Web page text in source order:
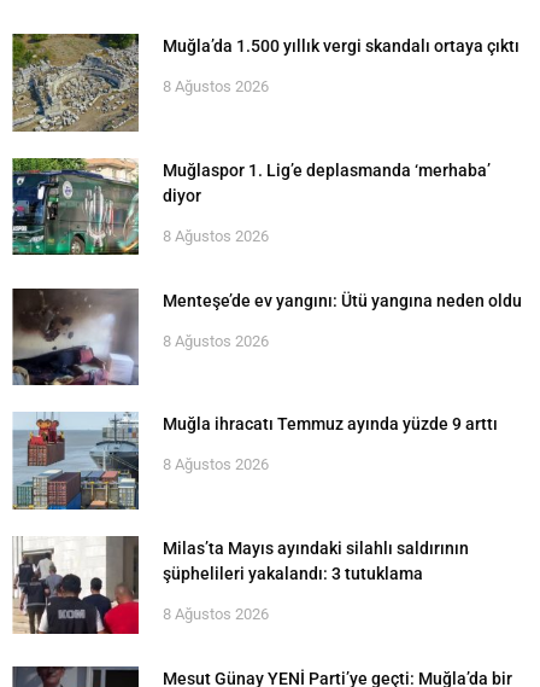
Muğla’da 1.500 yıllık vergi skandalı ortaya çıktı
8 Ağustos 2026
Muğlaspor 1. Lig’e deplasmanda ‘merhaba’
diyor
8 Ağustos 2026
Menteşe’de ev yangını: Ütü yangına neden oldu
8 Ağustos 2026
Muğla ihracatı Temmuz ayında yüzde 9 arttı
8 Ağustos 2026
Milas’ta Mayıs ayındaki silahlı saldırının
şüphelileri yakalandı: 3 tutuklama
8 Ağustos 2026
Mesut Günay YENİ Parti’ye geçti: Muğla’da bir